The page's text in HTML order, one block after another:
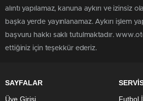
alıntı yapılamaz, kanuna aykırı ve izinsiz
başka yerde yayınlanamaz. Aykırı işlem
başvuru hakkı saklı tutulmaktadır.
ettiğiniz için teşekkür ederiz.
SAYFALAR
Üye Girişi
Futbol